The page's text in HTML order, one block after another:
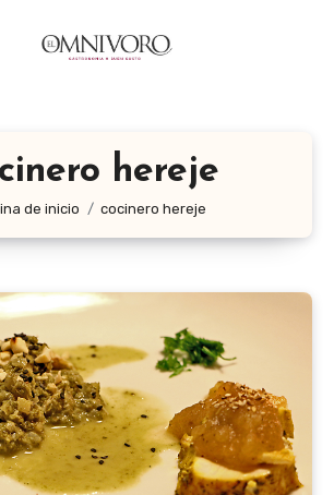
hereje
de inicio cocinero hereje